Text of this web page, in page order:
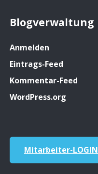
Blogverwaltung
Anmelden
Eintrags-Feed
Kommentar-Feed
WordPress.org
Mitarbeiter-LOGIN